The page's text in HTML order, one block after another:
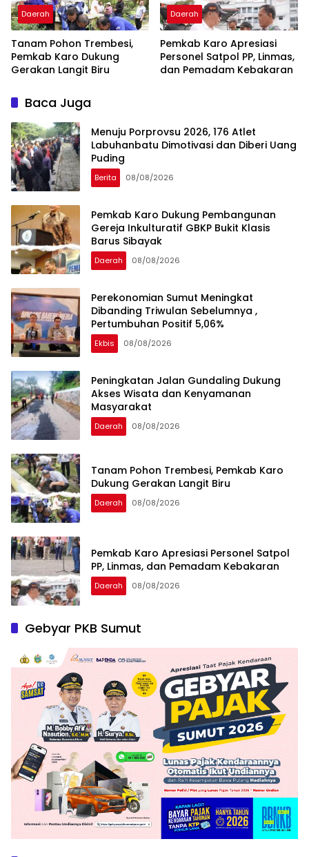
Daerah
Tanam Pohon Trembesi,
Pemkab Karo Dukung
Gerakan Langit Biru
Daerah
Pemkab Karo Apresiasi
Personel Satpol PP, Linmas,
dan Pemadam Kebakaran
Baca Juga
Menuju Porprovsu 2026, 176 Atlet
Labuhanbatu Dimotivasi dan Diberi Uang
Puding
Berita 08/08/2026
Pemkab Karo Dukung Pembangunan
Gereja Inkulturatif GBKP Bukit Klasis
Barus Sibayak
Daerah 08/08/2026
Perekonomian Sumut Meningkat
Dibanding Triwulan Sebelumnya ,
Pertumbuhan Positif 5,06%
Ekbis 08/08/2026
Peningkatan Jalan Gundaling Dukung
Akses Wisata dan Kenyamanan
Masyarakat
Daerah 08/08/2026
Tanam Pohon Trembesi, Pemkab Karo
Dukung Gerakan Langit Biru
Daerah 08/08/2026
Pemkab Karo Apresiasi Personel Satpol
PP, Linmas, dan Pemadam Kebakaran
Daerah 08/08/2026
Gebyar PKB Sumut